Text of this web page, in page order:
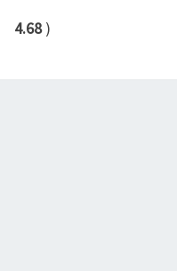
4.68)